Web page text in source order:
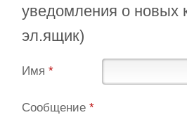
уведомления о новых
эл.ящик)
Имя *
Сообщение *